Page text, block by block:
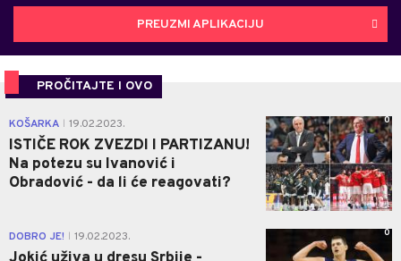
PREUZMI APLIKACIJU
PROČITAJTE I OVO
KOŠARKA 19.02.2023.
ISTIČE ROK ZVEZDI I PARTIZANU!
Na potezu su Ivanović i
Obradović - da li će reagovati?
0
DOBRO JE! 19.02.2023. 0